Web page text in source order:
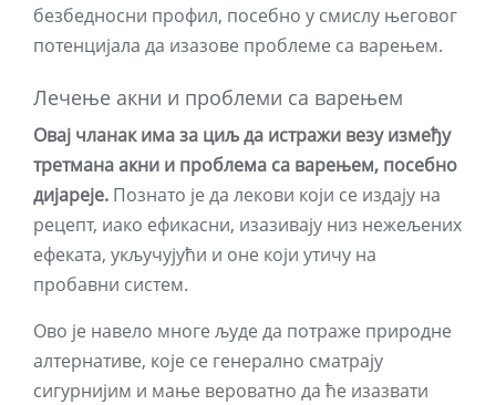
безбедносни профил, посебно у смислу његовог
потенцијала да изазове проблеме са варењем.
Лечење акни и проблеми са варењем
Овај чланак има за циљ да истражи везу између
третмана акни и проблема са варењем, посебно
дијареје. Познато је да лекови који се издају на
рецепт, иако ефикасни, изазивају низ нежељених
ефеката, укључујући и оне који утичу на
пробавни систем.
Ово је навело многе људе да потраже природне
алтернативе, које се генерално сматрају
сигурнијим и мање вероватно да ће изазвати